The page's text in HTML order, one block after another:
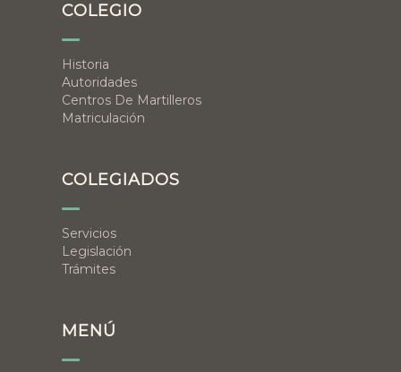
COLEGIO
Historia
Autoridades
Centros De Martilleros
Matriculación
COLEGIADOS
Servicios
Legislación
Trámites
MENÚ